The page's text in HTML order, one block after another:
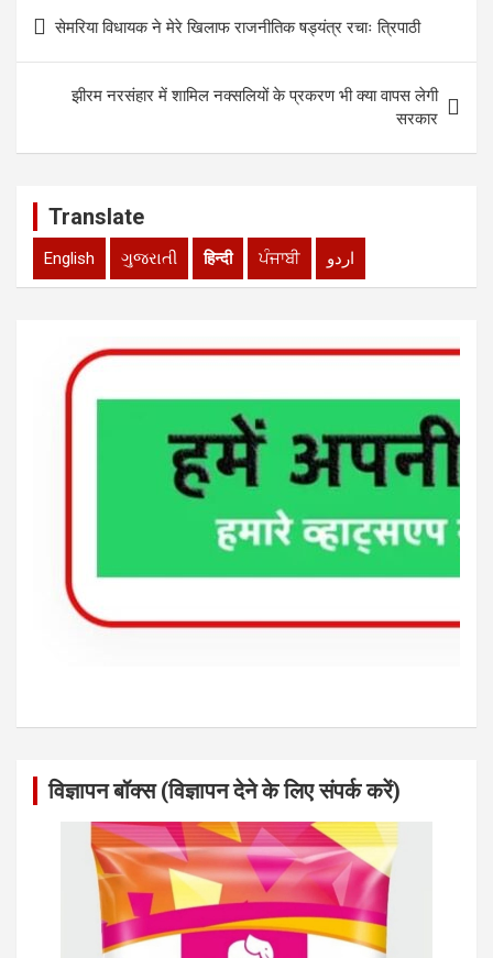
p
p
o
k
Post
navigation
सेमरिया विधायक ने मेरे खिलाफ राजनीतिक षड्यंत्र रचाः त्रिपाठी
झीरम नरसंहार में शामिल नक्सलियों के प्रकरण भी क्या वापस लेगी
सरकार
Translate
English ગુજરાતી हिन्दी ਪੰਜਾਬੀ اردو
विज्ञापन बॉक्स (विज्ञापन देने के लिए संपर्क करें)